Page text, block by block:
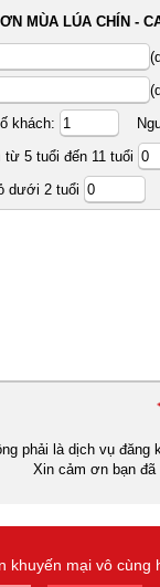
MÙA LÚA CHÍN -
khách:
từ 5 tuổi đến 11 tuổi
dưới 2 tuổi
phải là dịch vụ
Xin cảm ơn bạn đã
khuyến mại vô cùng